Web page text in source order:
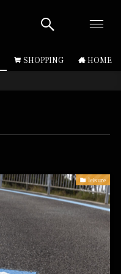
SHOPPING HOME
leisure